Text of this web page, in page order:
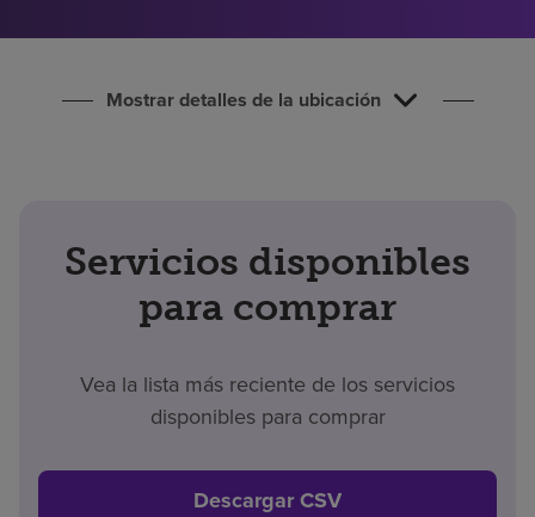
Mostrar detalles de la ubicación
Servicios disponibles
para comprar
Vea la lista más reciente de los servicios
disponibles para comprar
Descargar CSV